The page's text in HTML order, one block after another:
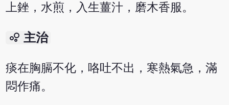
上銼，水煎，入生薑汁，磨木香服。
bubble_chart 主治
痰在胸膈不化，咯吐不出，寒熱氣急，滿
悶作痛。